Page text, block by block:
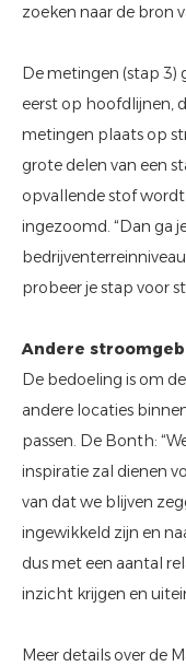
zoeken naar de bron
De metingen (stap 3)
eerst op hoofdlijnen,
metingen plaats op
grote delen van een
opvallende stof
ingezoomd. “Dan ga
probeer je stap voor
Andere
De bedoeling is om
andere locaties
passen. De Bonth:
inspiratie zal dienen
van dat we blijven
ingewikkeld zijn en
dus met een aantal
inzicht krijgen en
Meer details over de